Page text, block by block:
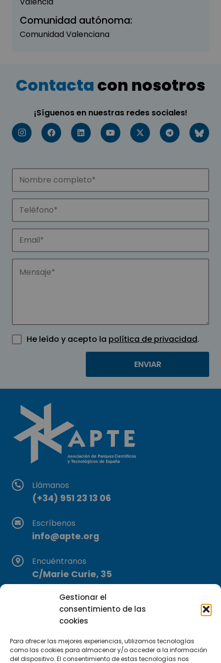
Gestionar el
consentimiento de las
cookies
Para ofrecer las mejores experiencias, utilizamos tecnologías
como las cookies para almacenar y/o acceder a la información
del dispositivo. El consentimiento de estas tecnologías nos
Comunidad autónoma:
Comunidad Valenciana
Contactacon nosotros
¡Síguenos en nuestras redes sociales!
He leído y acepto la política de privacidad.
Llámanos
(+34) 951 23 13 06
Escríbenos
info@apte.org
Encuéntranos
C/Marie Curie, 35
29590 Campanillas, Málaga